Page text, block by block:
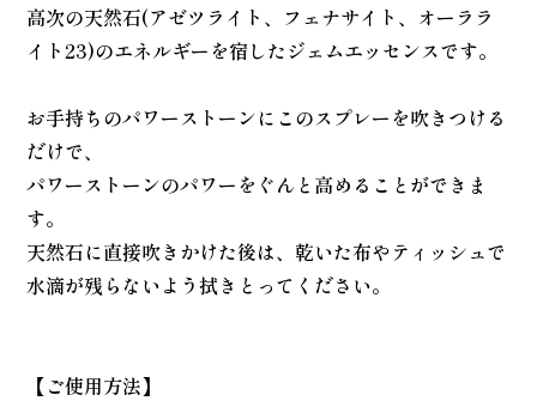
高次の天然石(アゼツライト、フェナサイト、オーララ
イト23)のエネルギーを宿したジェムエッセンスです。
お手持ちのパワーストーンにこのスプレーを吹きつける
だけで、
パワーストーンのパワーをぐんと高めることができま
す。
天然石に直接吹きかけた後は、乾いた布やティッシュで
水滴が残らないよう拭きとってください。
【ご使用方法】